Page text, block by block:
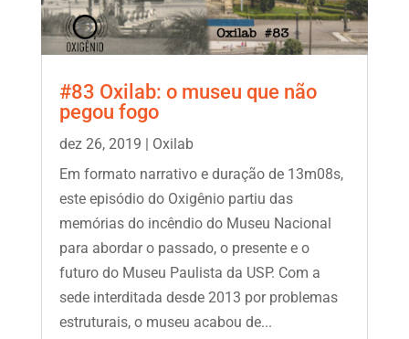
#83 Oxilab: o museu que não
pegou fogo
dez 26, 2019 | Oxilab
Em formato narrativo e duração de 13m08s,
este episódio do Oxigênio partiu das
memórias do incêndio do Museu Nacional
para abordar o passado, o presente e o
futuro do Museu Paulista da USP. Com a
sede interditada desde 2013 por problemas
estruturais, o museu acabou de...